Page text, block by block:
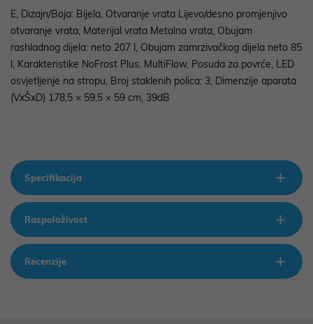
E, Dizajn/Boja: Bijela, Otvaranje vrata Lijevo/desno promjenjivo
otvaranje vrata, Materijal vrata Metalna vrata, Obujam
rashladnog dijela: neto 207 l, Obujam zamrzivačkog dijela neto 85
l, Karakteristike NoFrost Plus, MultiFlow, Posuda za povrće, LED
osvjetljenje na stropu, Broj staklenih polica: 3, Dimenzije aparata
(VxŠxD) 178,5 × 59,5 × 59 cm, 39dB
Specifikacija
Raspoloživost
Recenzije